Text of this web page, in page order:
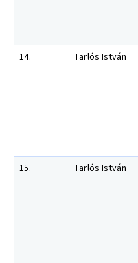
14.
Tarlós István
15.
Tarlós István